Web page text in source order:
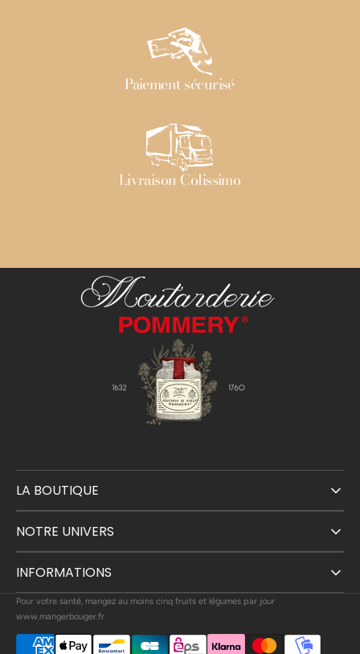
Paiement sécurisé
Livraison Colissimo
LA BOUTIQUE
NOTRE UNIVERS
INFORMATIONS
Pour votre santé, mangez au moins cinq fruits et légumes par jour
www.mangerbouger.fr